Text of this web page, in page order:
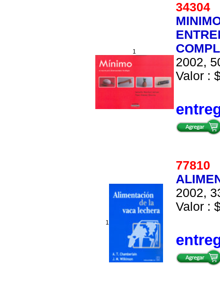
1
34304
2002,
Valor :
1
77810
2002,
Valor :